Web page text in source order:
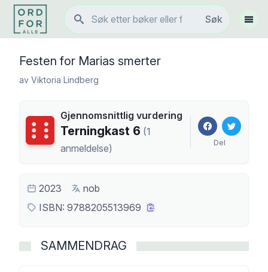
Søk
Søk
Vis
Festen for Marias smerter
av Viktoria Lindberg
Terningkast
Gjennomsnittlig vurdering
Terningkast 6 (1
anmeldelse) Del
2023
nob
ISBN: 9788205513969
SAMMENDRAG